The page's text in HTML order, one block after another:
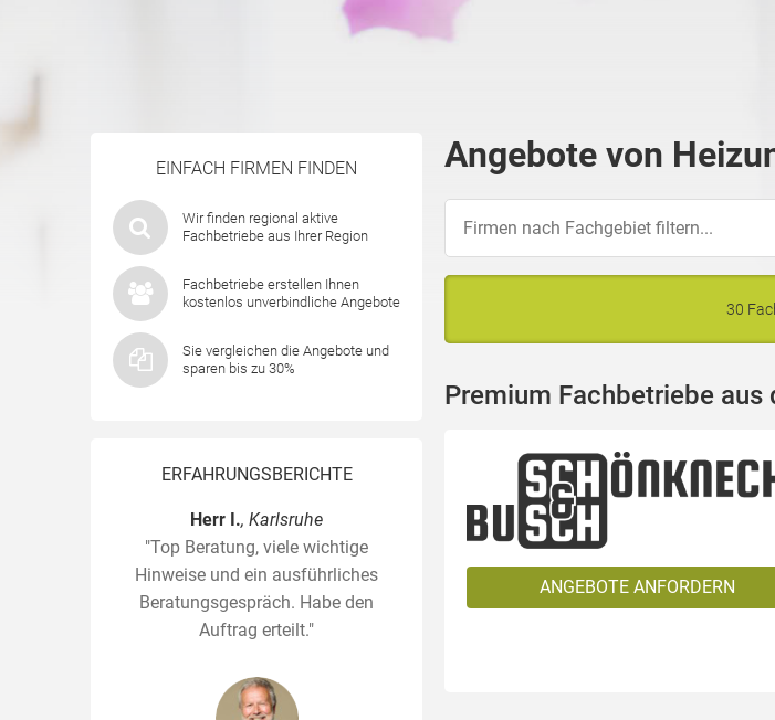
EINFACH FIRMEN FINDEN
Wir finden regional aktive
Fachbetriebe aus Ihrer Region
Fachbetriebe erstellen Ihnen
kostenlos unverbindliche Angebote
Sie vergleichen die Angebote und
sparen bis zu 30%
ERFAHRUNGSBERICHTE
Herr I., Karlsruhe
"Top Beratung, viele wichtige
Hinweise und ein ausführliches
Beratungsgespräch. Habe den
Auftrag erteilt."
Angebote von
30
Premium Fachbetriebe aus
ANGEBOTE ANFORDERN